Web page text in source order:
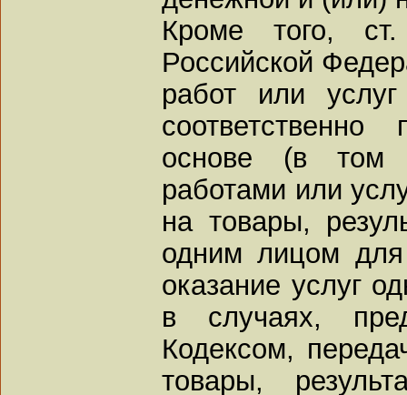
Кроме того,
Российской
работ или услуг
основе (в том
работами или
на товары,
одним лицом для
оказание услуг
в случаях,
Кодексом,
товары,